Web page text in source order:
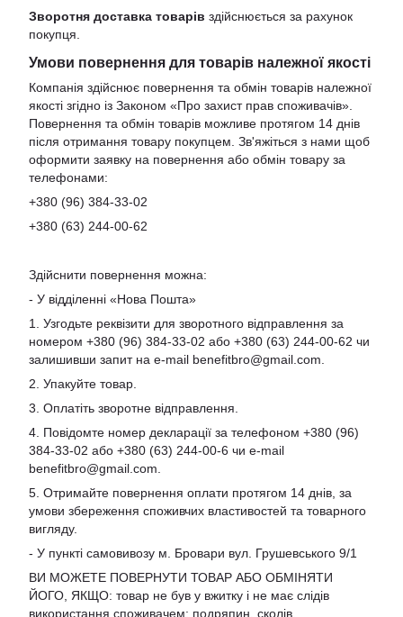
Зворотня доставка товарів здійснюється за рахунок
покупця.
Умови повернення для товарів належної якості
Компанія здійснює повернення та обмін товарів належної
якості згідно із Законом «Про захист прав споживачів».
Повернення та обмін товарів можливе протягом 14 днів
після отримання товару покупцем. Зв'яжіться з нами щоб
оформити заявку на повернення або обмін товару за
телефонами:
+380 (96) 384-33-02
+380 (63) 244-00-62
Здійснити повернення можна:
- У відділенні «Нова Пошта»
1. Узгодьте реквізити для зворотного відправлення за
номером +380 (96) 384-33-02 або +380 (63) 244-00-62 чи
залишивши запит на e-mail benefitbro@gmail.com
2. Упакуйте товар.
3. Оплатіть зворотне відправлення.
4. Повідомте номер декларації за телефоном +380 (96)
384-33-02 або +380 (63) 244-00-6 чи e-mail
benefitbro@gmail.com
5. Отримайте повернення оплати протягом 14 днів, за
умови збереження споживчих властивостей та товарного
вигляду.
- У пункті самовивозу м. Бровари вул. Грушевського 9/1
ВИ МОЖЕТЕ ПОВЕРНУТИ ТОВАР АБО ОБМІНЯТИ
ЙОГО, ЯКЩО: товар не був у вжитку і не має слідів
використання споживачем: подряпин, сколів,